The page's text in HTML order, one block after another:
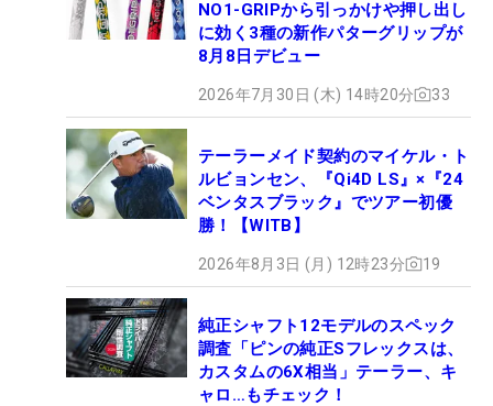
NO1-GRIPから引っかけや押し出し
に効く3種の新作パターグリップが
8月8日デビュー
2026年7月30日 (木) 14時20分 33
テーラーメイド契約のマイケル・ト
ルビョンセン、『Qi4D LS』×『24
ベンタスブラック』でツアー初優
勝！【WITB】
2026年8月3日 (月) 12時23分 19
純正シャフト12モデルのスペック
調査「ピンの純正Sフレックスは、
カスタムの6X相当」テーラー、キ
ャロ…もチェック！